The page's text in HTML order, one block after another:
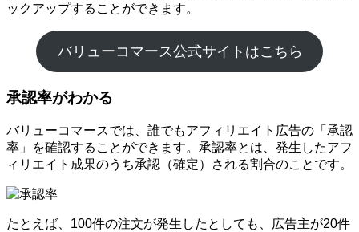
ックアップすることができます。
バリューコマース公式サイトはこちら
承認率がわかる
バリューコマースでは、誰でもアフィリエイト広告の「承認
率」を確認することができます。承認率とは、発生したアフ
ィリエイト成果のうち承認（確定）される割合のことです。
たとえば、100件の注文が発生したとしても、広告主が20件